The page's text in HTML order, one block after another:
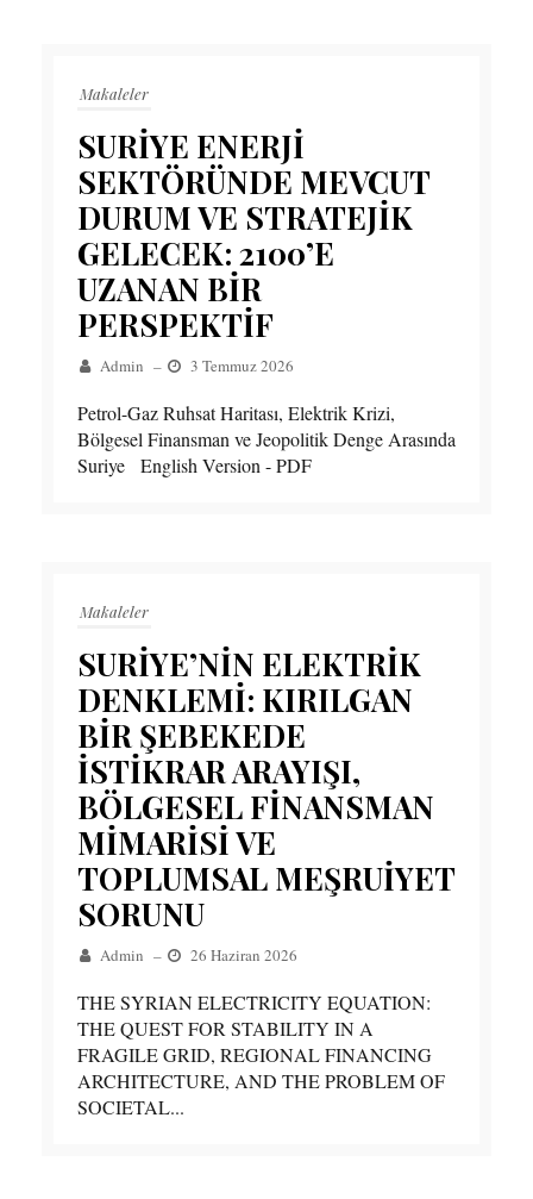
Makaleler
SURİYE ENERJİ
SEKTÖRÜNDE MEVCUT
DURUM VE STRATEJİK
GELECEK: 2100’E
UZANAN BİR
PERSPEKTİF
Admin – 3 Temmuz 2026
Petrol-Gaz Ruhsat Haritası, Elektrik Krizi,
Bölgesel Finansman ve Jeopolitik Denge Arasında
Suriye English Version - PDF
Makaleler
SURİYE’NİN ELEKTRİK
DENKLEMİ: KIRILGAN
BİR ŞEBEKEDE
İSTİKRAR ARAYIŞI,
BÖLGESEL FİNANSMAN
MİMARİSİ VE
TOPLUMSAL MEŞRUİYET
SORUNU
Admin – 26 Haziran 2026
THE SYRIAN ELECTRICITY EQUATION:
THE QUEST FOR STABILITY IN A
FRAGILE GRID, REGIONAL FINANCING
ARCHITECTURE, AND THE PROBLEM OF
SOCIETAL...